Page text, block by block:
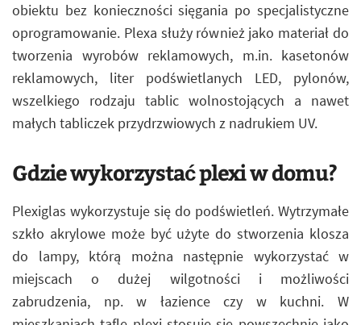
obiektu bez konieczności sięgania po specjalistyczne
oprogramowanie. Plexa służy również jako materiał do
tworzenia wyrobów reklamowych, m.in. kasetonów
reklamowych, liter podświetlanych LED, pylonów,
wszelkiego rodzaju tablic wolnostojących a nawet
małych tabliczek przydrzwiowych z nadrukiem UV.
Gdzie wykorzystać plexi w domu?
Plexiglas wykorzystuje się do podświetleń. Wytrzymałe
szkło akrylowe może być użyte do stworzenia klosza
do lampy, którą można następnie wykorzystać w
miejscach o dużej wilgotności i możliwości
zabrudzenia, np. w łazience czy w kuchni. W